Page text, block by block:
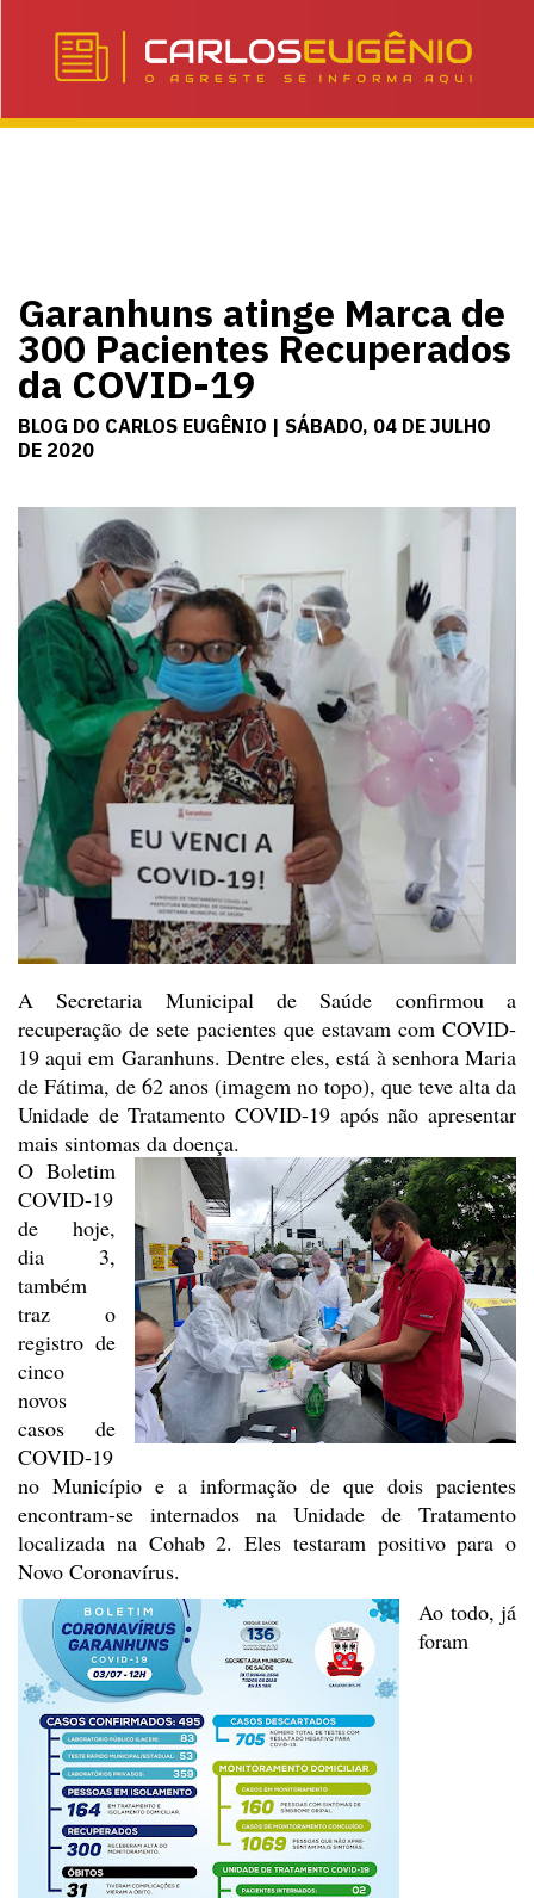
Garanhuns atinge Marca de
300 Pacientes Recuperados
da COVID-19
BLOG DO CARLOS EUGÊNIO | SÁBADO, 04 DE JULHO
DE 2020
A Secretaria Municipal de Saúde confirmou a
recuperação de sete pacientes que estavam com COVID-
19 aqui em Garanhuns. Dentre eles, está à senhora Maria
de Fátima, de 62 anos (imagem no topo), que teve alta da
Unidade de Tratamento COVID-19 após não apresentar
mais sintomas da doença.
O Boletim
COVID-19
de hoje,
dia 3,
também
traz o
registro de
cinco
novos
casos de
COVID-19
no Município e a informação de que dois pacientes
encontram-se internados na Unidade de Tratamento
localizada na Cohab2. Eles testaram positivo para o
Novo Coronavírus.
Ao todo, já
foram